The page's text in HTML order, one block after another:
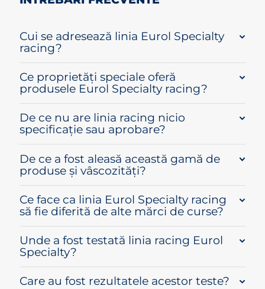
Cui se adresează linia Eurol Specialty
racing?
Ce proprietăți speciale oferă
produsele Eurol Specialty racing?
De ce nu are linia racing nicio
specificație sau aprobare?
De ce a fost aleasă această gamă de
produse și vâscozități?
Ce face ca linia Eurol Specialty racing
să fie diferită de alte mărci de curse?
Unde a fost testată linia racing Eurol
Specialty?
Care au fost rezultatele acestor teste?